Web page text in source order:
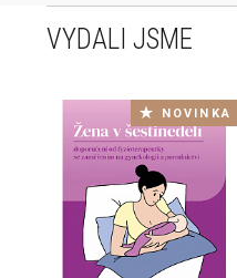
VYDALI JSME
NOVINKA